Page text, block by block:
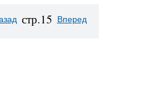
стр.15 Вперед